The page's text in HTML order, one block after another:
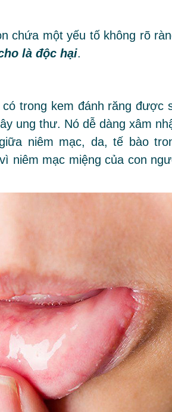
chứa một yếu tố không rõ
là độc hại.
trong kem đánh răng được
ung thư. Nó dễ dàng xâm
niêm mạc, da, tế bào
niêm mạc miệng của con